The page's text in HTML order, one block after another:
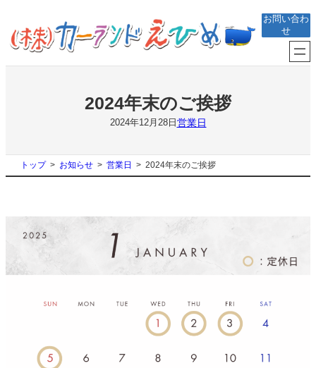
を
ス
キ
お問い合わ
せ
2024年末のご挨拶
2024年12月28日 営業日
トップ お知らせ 営業日 2024年末のご挨拶